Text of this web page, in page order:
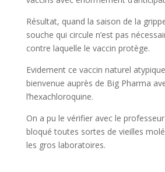
Résultat, quand la saison de la
souche qui circule n’est pas
contre laquelle le vaccin protège.
Evidement ce vaccin naturel
bienvenue auprès de Big Pharma
l’hexachloroquine.
On a pu le vérifier avec le
bloqué toutes sortes de vieilles
les gros laboratoires.